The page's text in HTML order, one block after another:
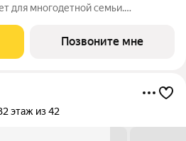
для многодетной семьи.
а также обустроить мягкое
Позвоните мне
этаж из 42